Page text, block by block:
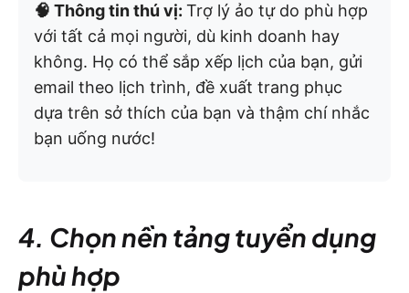
🧠 Thông tin thú vị: Trợ lý ảo tự do phù hợp
với tất cả mọi người, dù kinh doanh hay
không. Họ có thể sắp xếp lịch của bạn, gửi
email theo lịch trình, đề xuất trang phục
dựa trên sở thích của bạn và thậm chí nhắc
bạn uống nước!
4. Chọn nền tảng tuyển dụng
phù hợp